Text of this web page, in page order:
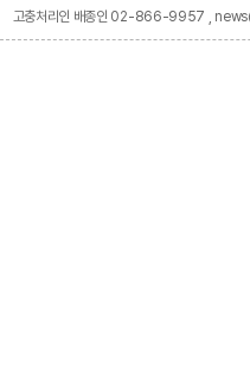
고충처리인 배종인 02-866-9957 ,